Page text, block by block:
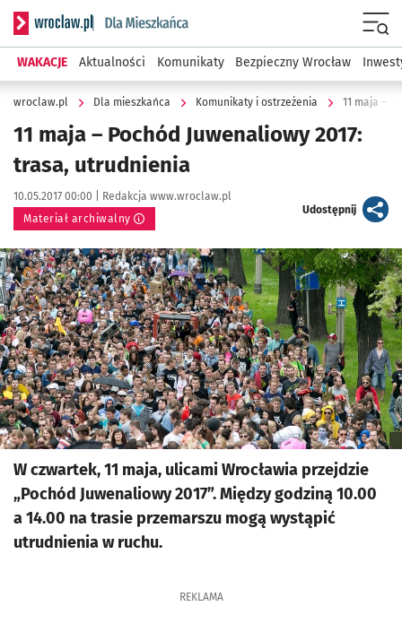
Serwis informacyjny wroclaw.pl podserwis: Dla mieszkańca
WAKACJE Aktualności Komunikaty Bezpieczny Wrocław
wroclaw.pl Dla mieszkańca Komunikaty i ostrzeżenia 11 maja –
11 maja – Pochód Juwenaliowy 2017:
trasa, utrudnienia
Data publikacji:
10.05.2017 00:00 | Autor:
Redakcja www.wroclaw.pl
Materiał archiwalny
Udostępnijartykuł
Kliknij, aby powiększyć
W czwartek, 11 maja, ulicami Wrocławia przejdzie
„Pochód Juwenaliowy 2017”. Między godziną 10.00
a 14.00 na trasie przemarszu mogą wystąpić
utrudnienia w ruchu.
REKLAMA